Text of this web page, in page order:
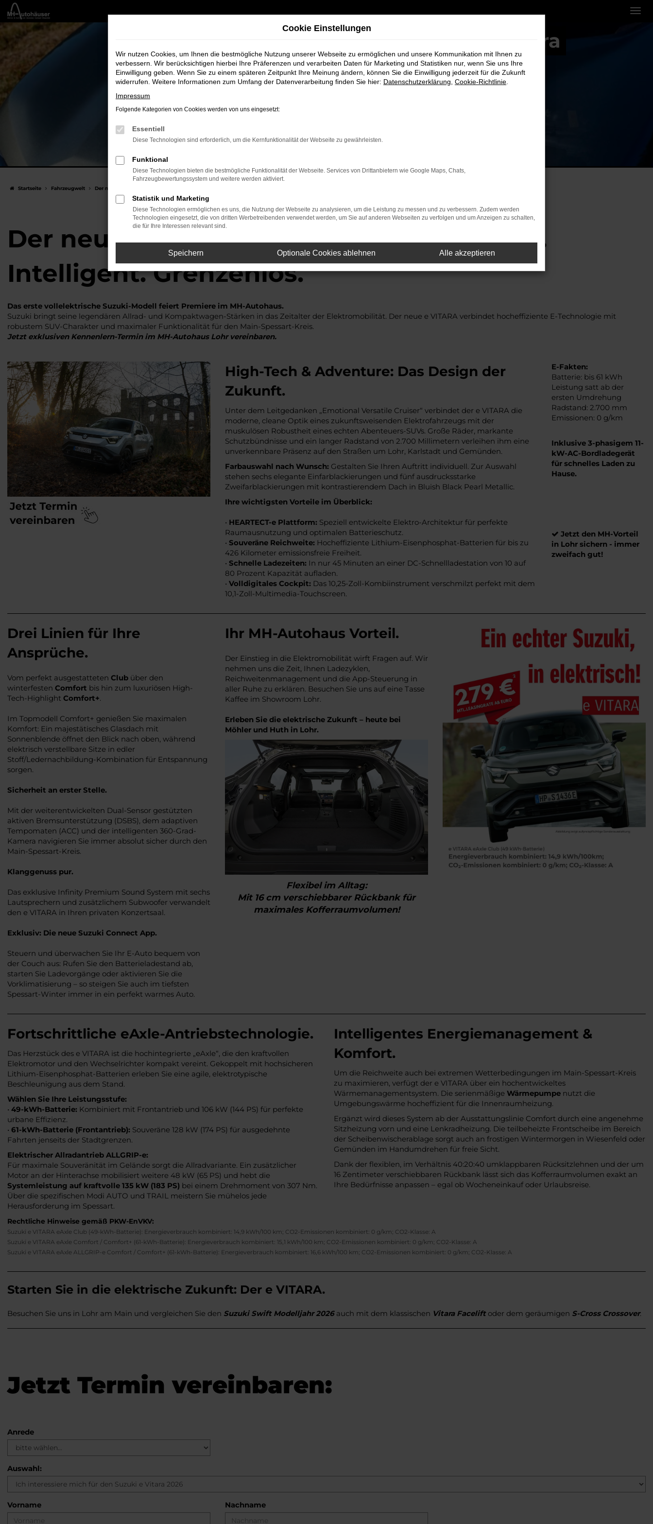
Zum
Hauptinhalt
springen
Erleben Sie den neuen Suzuki e Vitara
Die vollelektrische Revolution des Kult-SUV
Startseite Fahrzeugwelt Der neue Suzuki eVitara 2026
Der neue Suzuki e VITARA – Vollelektrisch.
Intelligent. Grenzenlos.
Das erste vollelektrische Suzuki-Modell feiert Premiere im MH-Autohaus.
Suzuki bringt seine legendären Allrad- und Kompaktwagen-Stärken in das Zeitalter der Elektromobilität. Der neue e VITARA verbindet hocheffiziente E-Technologie mit
robustem SUV-Charakter und maximaler Funktionalität für den Main-Spessart-Kreis.
Jetzt exklusiven Kennenlern-Termin im MH-Autohaus Lohr vereinbaren.
High-Tech & Adventure: Das Design der
Zukunft.
Unter dem Leitgedanken „Emotional Versatile Cruiser“ verbindet der e VITARA die
moderne, cleane Optik eines zukunftsweisenden Elektrofahrzeugs mit der
muskulösen Robustheit eines echten Abenteuers-SUVs. Große Räder, markante
Schutzbündnisse und ein langer Radstand von 2.700 Millimetern verleihen ihm eine
unverkennbare Präsenz auf den Straßen um Lohr, Karlstadt und Gemünden.
Farbauswahl nach Wunsch: Gestalten Sie Ihren Auftritt individuell. Zur Auswahl
stehen sechs elegante Einfarblackierungen und fünf ausdrucksstarke
Zweifarblackierungen mit kontrastierendem Dach in Bluish Black Pearl Metallic.
Ihre wichtigsten Vorteile im Überblick:
• HEARTECT-e Plattform: Speziell entwickelte Elektro-Architektur für perfekte
Raumausnutzung und optimalen Batterieschutz.
• Souveräne Reichweite: Hocheffiziente Lithium-Eisenphosphat-Batterien für bis zu
426 Kilometer emissionsfreie Freiheit.
• Schnelle Ladezeiten: In nur 45 Minuten an einer DC-Schnellladestation von 10 auf
80 Prozent Kapazität aufladen.
• Volldigitales Cockpit: Das 10,25-Zoll-Kombiinstrument verschmilzt perfekt mit dem
10,1-Zoll-Multimedia-Touchscreen.
E-Fakten:
Batterie: bis 61 kWh
Leistung satt ab der
ersten Umdrehung
Radstand: 2.700 mm
Emissionen: 0 g/km
Inklusive 3-phasigem 11-
kW-AC-Bordladegerät
für schnelles Laden zu
Hause.
Jetzt den MH-Vorteil
in Lohr sichern - immer
zweifach gut!
Drei Linien für Ihre
Ansprüche.
Vom perfekt ausgestatteten Club über den
winterfesten Comfort bis hin zum luxuriösen High-
Tech-Highlight Comfort+.
Im Topmodell Comfort+ genießen Sie maximalen
Komfort: Ein majestätisches Glasdach mit
Sonnenblende öffnet den Blick nach oben, während
elektrisch verstellbare Sitze in edler
Stoff/Ledernachbildung-Kombination für Entspannung
sorgen.
Sicherheit an erster Stelle.
Mit der weiterentwickelten Dual-Sensor gestützten
aktiven Bremsunterstützung (DSBS), dem adaptiven
Tempomaten (ACC) und der intelligenten 360-Grad-
Kamera navigieren Sie immer absolut sicher durch den
Main-Spessart-Kreis.
Klanggenuss pur.
Das exklusive Infinity Premium Sound System mit sechs
Lautsprechern und zusätzlichem Subwoofer verwandelt
den e VITARA in Ihren privaten Konzertsaal.
Exklusiv: Die neue Suzuki Connect App.
Steuern und überwachen Sie Ihr E-Auto bequem von
der Couch aus: Rufen Sie den Batterieladestand ab,
starten Sie Ladevorgänge oder aktivieren Sie die
Vorklimatisierung – so steigen Sie auch im tiefsten
Spessart-Winter immer in ein perfekt warmes Auto.
Ihr MH-Autohaus Vorteil.
Der Einstieg in die Elektromobilität wirft Fragen auf. Wir
nehmen uns die Zeit, Ihnen Ladezyklen,
Reichweitenmanagement und die App-Steuerung in
aller Ruhe zu erklären. Besuchen Sie uns auf eine Tasse
Kaffee im Showroom Lohr.
Erleben Sie die elektrische Zukunft – heute bei
Möhler und Huth in Lohr.
Flexibel im Alltag:
Mit 16 cm verschiebbarer Rückbank für
maximales Kofferraumvolumen!
Fortschrittliche eAxle-Antriebstechnologie.
Das Herzstück des e VITARA ist die hochintegrierte „eAxle“, die den kraftvollen
Elektromotor und den Wechselrichter kompakt vereint. Gekoppelt mit hochsicheren
Lithium-Eisenphosphat-Batterien erleben Sie eine agile, elektrotypische
Beschleunigung aus dem Stand.
Wählen Sie Ihre Leistungsstufe:
• 49-kWh-Batterie: Kombiniert mit Frontantrieb und 106 kW (144 PS) für perfekte
urbane Effizienz.
• 61-kWh-Batterie (Frontantrieb): Souveräne 128 kW (174 PS) für ausgedehnte
Fahrten jenseits der Stadtgrenzen.
Elektrischer Allradantrieb ALLGRIP-e:
Für maximale Souveränität im Gelände sorgt die Allradvariante. Ein zusätzlicher
Motor an der Hinterachse mobilisiert weitere 48 kW (65 PS) und hebt die
Systemleistung auf kraftvolle 135 kW (183 PS) bei einem Drehmoment von 307 Nm.
Über die spezifischen Modi AUTO und TRAIL meistern Sie mühelos jede
Herausforderung im Spessart.
Intelligentes Energiemanagement &
Komfort.
Um die Reichweite auch bei extremen Wetterbedingungen im Main-Spessart-Kreis
zu maximieren, verfügt der e VITARA über ein hochentwickeltes
Wärmemanagementsystem. Die serienmäßige Wärmepumpe nutzt die
Umgebungswärme hocheffizient für die Innenraumheizung.
Ergänzt wird dieses System ab der Ausstattungslinie Comfort durch eine angenehme
Sitzheizung vorn und eine Lenkradheizung. Die teilbeheizte Frontscheibe im Bereich
der Scheibenwischerablage sorgt auch an frostigen Wintermorgen in Wiesenfeld oder
Gemünden im Handumdrehen für freie Sicht.
Dank der flexiblen, im Verhältnis 40:20:40 umklappbaren Rücksitzlehnen und der um
16 Zentimeter verschiebbaren Rückbank lässt sich das Kofferraumvolumen exakt an
Ihre Bedürfnisse anpassen – egal ob Wocheneinkauf oder Urlaubsreise.
Rechtliche Hinweise gemäß PKW-EnVKV:
Suzuki e VITARA eAxle Club (49-kWh-Batterie): Energieverbrauch kombiniert: 14,9 kWh/100 km; CO2-Emissionen kombiniert: 0 g/km; CO2-Klasse: A
Suzuki e VITARA eAxle Comfort / Comfort+ (61-kWh-Batterie): Energieverbrauch kombiniert: 15,1 kWh/100 km; CO2-Emissionen kombiniert: 0 g/km; CO2-Klasse: A
Suzuki e VITARA eAxle ALLGRIP-e Comfort / Comfort+ (61-kWh-Batterie): Energieverbrauch kombiniert: 16,6 kWh/100 km; CO2-Emissionen kombiniert: 0 g/km; CO2-Klasse: A
Starten Sie in die elektrische Zukunft: Der e VITARA.
Besuchen Sie uns in Lohr am Main und vergleichen Sie den Suzuki Swift Modelljahr 2026auch mit dem klassischen Vitara Faceliftoder dem geräumigen S-Cross Crossover.
Jetzt Termin vereinbaren:
Anrede
Auswahl:
Vorname Nachname
Cookie Einstellungen
Wir nutzen Cookies, um Ihnen die bestmögliche Nutzung unserer Webseite zu ermöglichen und unsere Kommunikation mit Ihnen zu
verbessern. Wir berücksichtigen hierbei Ihre Präferenzen und verarbeiten Daten für Marketing und Statistiken nur, wenn Sie uns Ihre
Einwilligung geben. Wenn Sie zu einem späteren Zeitpunkt Ihre Meinung ändern, können Sie die Einwilligung jederzeit für die Zukunft
widerrufen. Weitere Informationen zum Umfang der Datenverarbeitung finden Sie hier: Datenschutzerklärung Cookie-Richtlinie
Impressum
Folgende Kategorien von Cookies werden von uns eingesetzt:
Essentiell
Diese Technologien sind erforderlich, um die Kernfunktionalität der Webseite zu gewährleisten.
Funktional
Diese Technologien bieten die bestmögliche Funktionalität der Webseite. Services von Drittanbietern wie Google Maps, Chats,
Fahrzeugbewertungssystem und weitere werden aktiviert.
Statistik und Marketing
Diese Technologien ermöglichen es uns, die Nutzung der Webseite zu analysieren, um die Leistung zu messen und zu verbessern. Zudem werden
Technologien eingesetzt, die von dritten Werbetreibenden verwendet werden, um Sie auf anderen Webseiten zu verfolgen und um Anzeigen zu schalten,
die für Ihre Interessen relevant sind.
Speichern Optionale Cookies ablehnen Alle akzeptieren